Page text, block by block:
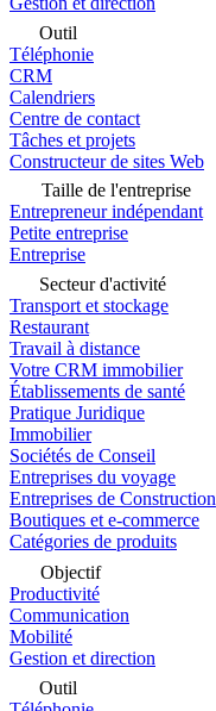
Outil
Téléphonie
CRM
Calendriers
Centre de contact
Tâches et projets
Constructeur de sites Web
Taille de l'entreprise
Entrepreneur indépendant
Petite entreprise
Entreprise
Secteur d'activité
Transport et stockage
Restaurant
Travail à distance
Votre CRM immobilier
Établissements de santé
Pratique Juridique
Immobilier
Sociétés de Conseil
Entreprises du voyage
Entreprises de Construction
Boutiques et e-commerce
Catégories de produits
Objectif
Productivité
Communication
Mobilité
Gestion et direction
Outil